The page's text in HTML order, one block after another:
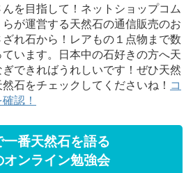
を目指して！ネットショップコム
が運営する天然石の通信販売のお
れ石から！レアもの１点物まで数
います。日本中の石好きの方へ天
できればうれしいです！ぜひ天然
石をチェックしてくださいね！ コ
認！
一番天然石を語る
オンライン勉強会